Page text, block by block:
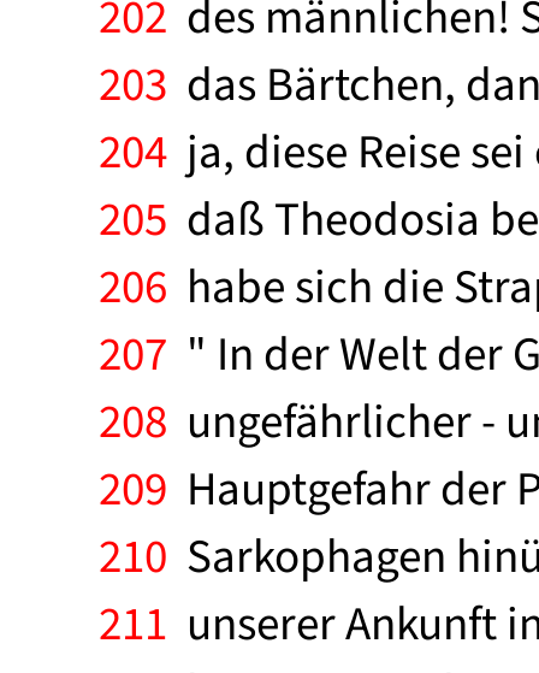
202 des männlichen!
203 das Bärtchen,
204 ja, diese Reise
205 daß Theodosia
206 habe sich die
207 " In der Welt der
208 ungefährlicher -
209 Hauptgefahr der
210 Sarkophagen
211 unserer Ankunft